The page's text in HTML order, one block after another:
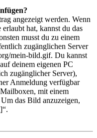
angezeigt werden. Wenn
hat, kannst du das
musst du zu einem
zugänglichen Server
mein-bild.gif. Du kannst
deinem eigenen PC
zugänglicher Server),
Anmeldung verfügbar
mit einem
das Bild anzuzeigen,